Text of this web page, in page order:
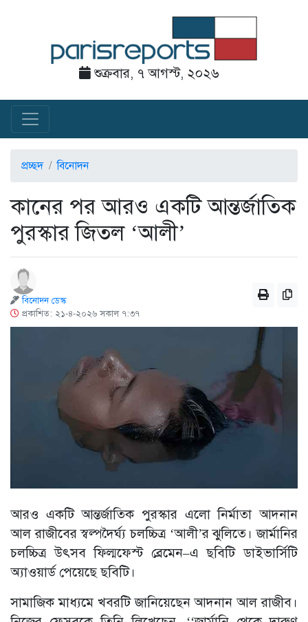
শুক্রবার, ৭ আগস্ট, ২০২৬
প্রচ্ছদ বিনোদন
কানের পর আরও একটি আন্তর্জাতিক
পুরস্কার জিতল ‘আলী’
বিনোদন ডেস্ক
প্রকাশিত: ২১-৪-২০২৬ সকাল ৭:৩৭
আরও একটি আন্তর্জাতিক পুরস্কার এলো নির্মাতা আদনান
আল রাজীবের স্বল্পদৈর্ঘ্য চলচ্চিত্র ‘আলী’র ঝুলিতে। জার্মানির
চলচ্চিত্র উৎসব ফিল্মফেস্ট ব্রেমেন–এ ছবিটি ডাইভার্সিটি
অ্যাওয়ার্ড পেয়েছে ছবিটি।
সামাজিক মাধ্যমে খবরটি জানিয়েছেন আদনান আল রাজীব।